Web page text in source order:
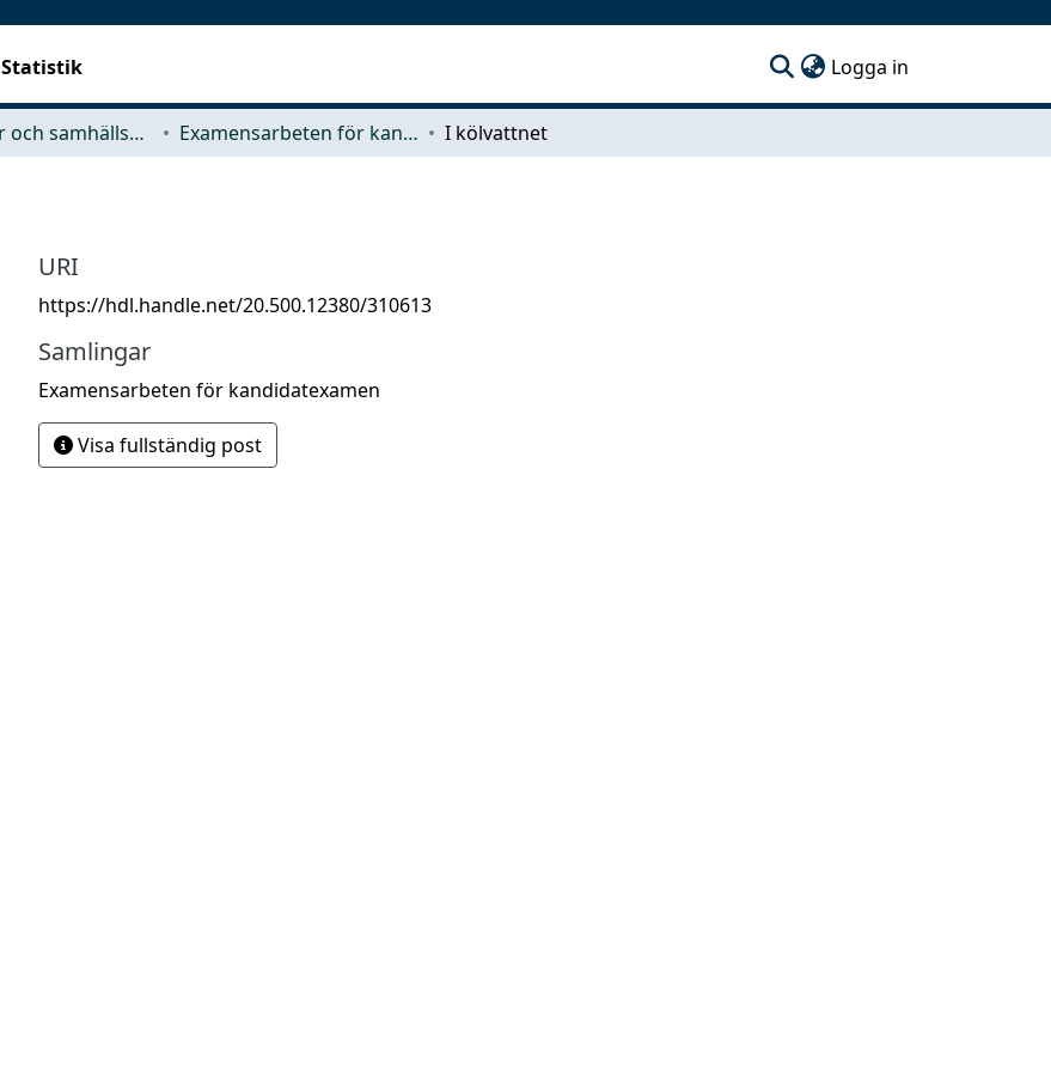
Statistik Logga in
Arkitektur och samhällsbyggnadsteknik (ACE) Examensarbeten för kandidatexamen I kölvattnet
URI
https://hdl.handle.net/20.500.12380/310613
Samlingar
Examensarbeten för kandidatexamen
Visa fullständig post